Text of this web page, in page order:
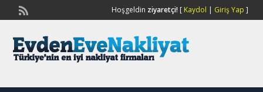
Hoşgeldin ziyaretçi![ Kaydol | Giriş Yap ]